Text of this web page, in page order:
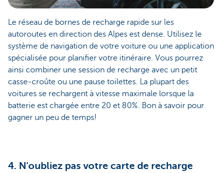
Le réseau de bornes de recharge rapide sur les
autoroutes en direction des Alpes est dense. Utilisez le
système de navigation de votre voiture ou une application
spécialisée pour planifier votre itinéraire. Vous pourrez
ainsi combiner une session de recharge avec un petit
casse-croûte ou une pause toilettes. La plupart des
voitures se rechargent à vitesse maximale lorsque la
batterie est chargée entre 20 et 80%. Bon à savoir pour
gagner un peu de temps!
4. N'oubliez pas votre carte de recharge